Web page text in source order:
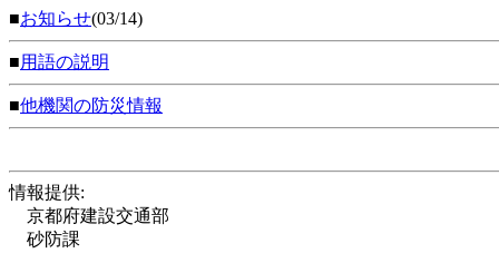
■お知らせ(03/14)
■用語の説明
■他機関の防災情報
情報提供:
京都府建設交通部
砂防課